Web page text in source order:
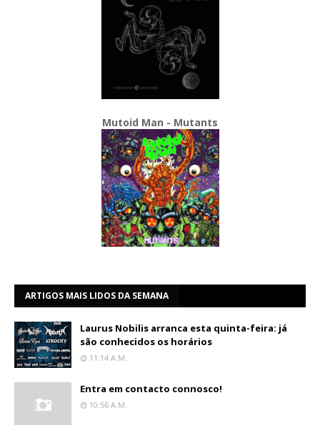
Mutoid Man - Mutants
ARTIGOS MAIS LIDOS DA SEMANA
Laurus Nobilis arranca esta quinta-feira: já
são conhecidos os horários
11:14 A.m.
Entra em contacto connosco!
10:56 A.m.